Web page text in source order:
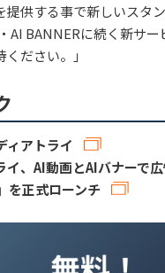
提供する事で新しいスタ
AI BANNERに続く新サ
ださい。」
ィアトライ
イ、AI動画とAIバナーで
を正式ローンチ